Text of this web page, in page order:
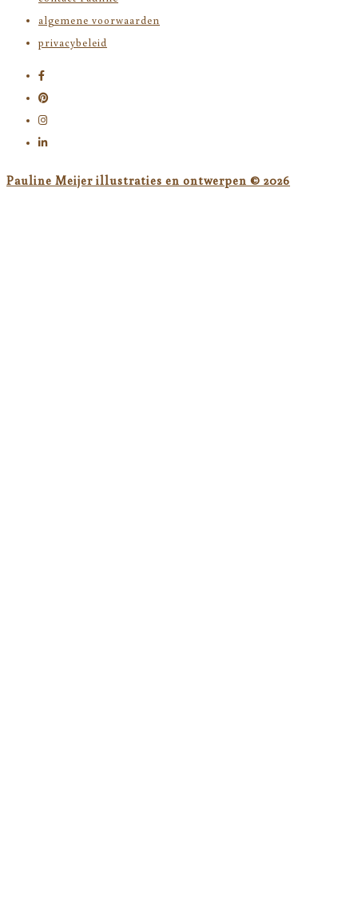
algemene voorwaarden
privacybeleid
Pauline Meijer illustraties en ontwerpen © 2026